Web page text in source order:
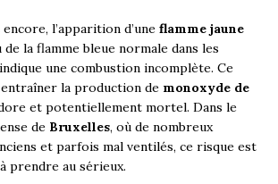
l’apparition d’une flamme jaune
de la flamme bleue normale dans les
une combustion incomplète. Ce
la production de monoxyde de
et potentiellement mortel. Dans le
de Bruxelles, où de nombreux
et parfois mal ventilés, ce risque est
prendre au sérieux.